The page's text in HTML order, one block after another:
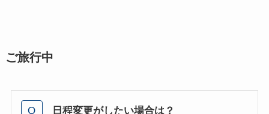
ご旅行中
日程変更がしたい場合は？